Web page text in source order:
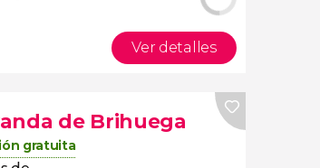
Ver detalles
de Brihuega
gratuita